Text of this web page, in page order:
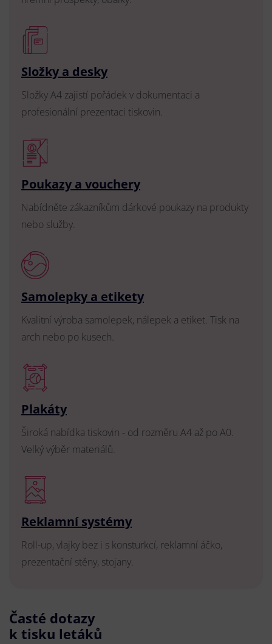
Složky a desky
Složky A4 zajistí pořádek v dokumentaci a
profesionální prezentaci tiskovin.
Poukazy a vouchery
Nabídněte zákazníkům dárkové poukazy na produkty
nebo služby.
Samolepky a etikety
Kvalitní výroba samolepek, nálepek a etiket. Tisk na
arch nebo po kusech.
Plakáty
Široká nabídka tiskovin - od rozměru A4 až po A0.
Velký výběr materiálů.
Reklamní systémy
Roll-up, vlajky bez i s konsturkcí, reklamní áčko,
prezentační stěny, stojany.
Časté dotazy
k tisku letáků